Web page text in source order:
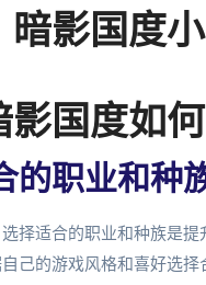
影国度
国度如
的职业和种
择适合的职业和种族是
己的游戏风格和喜好选